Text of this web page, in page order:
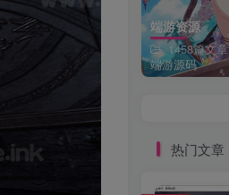
端游资源
1458篇文章
端游源码
热门文章